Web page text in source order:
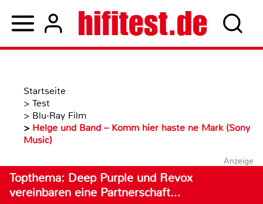
Startseite
> Test
> Blu-Ray Film
> Helge und Band – Komm hier haste ne Mark (Sony
Music)
Anzeige
Topthema: Deep Purple und Revox
vereinbaren eine Partnerschaft…